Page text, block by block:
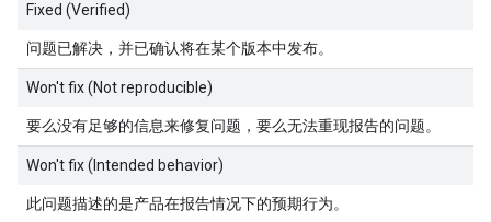
Fixed (Verified)
问题已解决，并已确认将在某个版本中发布。
Won't fix (Not reproducible)
要么没有足够的信息来修复问题，要么无法重现报告的问题。
Won't fix (Intended behavior)
此问题描述的是产品在报告情况下的预期行为。